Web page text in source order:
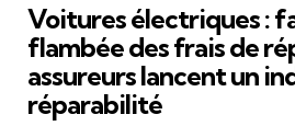
Voitures électriques :
flambée des frais de
assureurs lancent un
réparabilité